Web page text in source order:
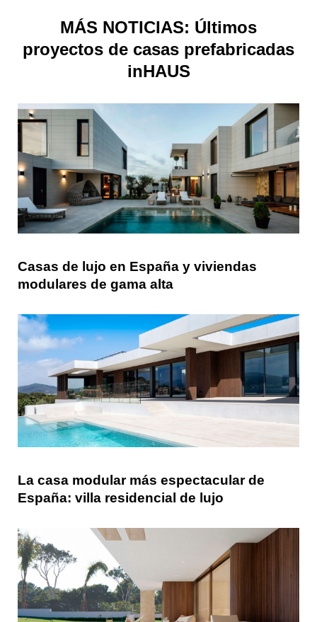
MÁS NOTICIAS: Últimos
proyectos de casas prefabricadas
inHAUS
Casas de lujo en España y viviendas
modulares de gama alta
La casa modular más espectacular de
España: villa residencial de lujo